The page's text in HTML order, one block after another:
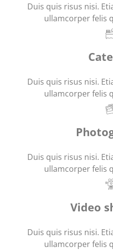
Duis quis risus nisi.
ullamcorper felis
Duis quis risus nisi.
ullamcorper felis
Duis quis risus nisi.
ullamcorper felis
Video
Duis quis risus nisi.
ullamcorper felis